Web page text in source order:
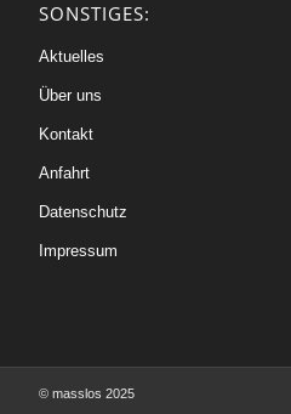
SONSTIGES:
Aktuelles
Über uns
Kontakt
Anfahrt
Datenschutz
Impressum
© masslos 2025